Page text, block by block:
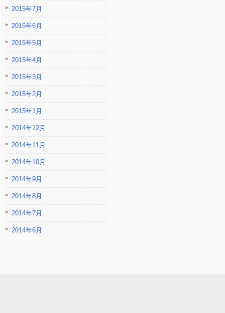
2015年7月
2015年6月
2015年5月
2015年4月
2015年3月
2015年2月
2015年1月
2014年12月
2014年11月
2014年10月
2014年9月
2014年8月
2014年7月
2014年6月